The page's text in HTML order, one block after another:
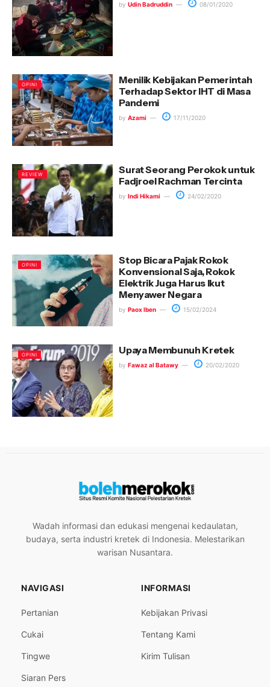
by Udin Badruddin 08/01/2020
OPINI
Menilik Kebijakan Pemerintah
Terhadap Sektor IHT di Masa
Pandemi
by Azami 17/11/2020
REVIEW
Surat Seorang Perokok untuk
Fadjroel Rachman Tercinta
by Indi Hikami 24/02/2020
OPINI
Stop Bicara Pajak Rokok
Konvensional Saja, Rokok
Elektrik Juga Harus Ikut
Menyawer Negara
by Paox Iben 15/02/2024
OPINI Upaya Membunuh Kretek
by Fawaz al Batawy 20/02/2020
Wadah informasi dan edukasi mengenai kedaulatan,
budaya, serta industri kretek di Indonesia. Melestarikan
warisan Nusantara.
NAVIGASI
Pertanian
Cukai
Tingwe
Siaran Pers
INFORMASI
Kebijakan Privasi
Tentang Kami
Kirim Tulisan